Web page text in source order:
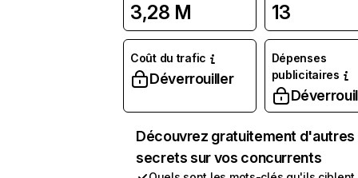
3,28 M 13
Coût du trafic
Déverrouiller
Dépenses
publicitaires
Découvrez gratuitement d'autres
secrets sur vos concurrents